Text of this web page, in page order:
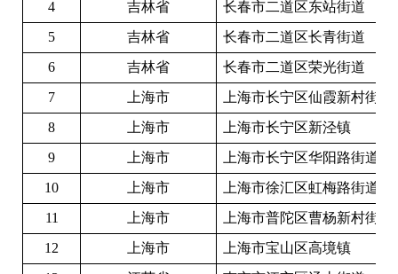
4 吉林省
长春市二道区东站街道
5
吉林省
长春市二道区长青街道
6
吉林省
长春市二道区荣光街道
7
上海市
上海市长宁区仙霞新村街道
8
上海市
上海市长宁区新泾镇
9
上海市
上海市长宁区华阳路街道
10
上海市
上海市徐汇区虹梅路街道
11
上海市
上海市普陀区曹杨新村街道
12
上海市
上海市宝山区高境镇